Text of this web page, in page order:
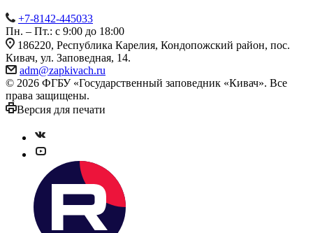
+7-8142-445033
Пн. – Пт.: с 9:00 до 18:00
186220, Республика Карелия, Кондопожский район, пос.
Кивач, ул. Заповедная, 14.
adm@zapkivach.ru
© 2026 ФГБУ «Государственный заповедник «Кивач». Все
права защищены.
Версия для печати